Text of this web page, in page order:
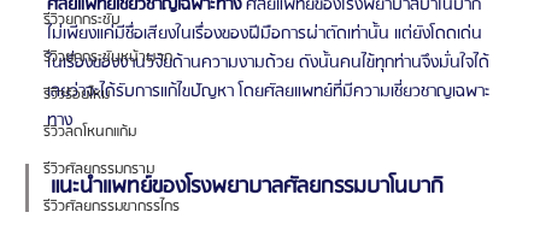
รีวิวยกกระชับ
รีวิวยกกระชับหน้าผาก
รีวิวร้อยไหม
รีวิวลดโหนกแก้ม
รีวิวศัลยกรรมกราม
รีวิวศัลยกรรมขากรรไกร
ไม่เพียงแค่มีชื่อเสียงในเรื่องของฝีมือการผ่าตัดเท่านั้น แต่ยังโดดเด่น
ในเรื่องของงานวิจัยด้านความงามด้วย ดังนั้นคนไข้ทุกท่านจึงมั่นใจได้
เลยว่าจะได้รับการแก้ไขปัญหา โดยศัลยแพทย์ที่มีความเชี่ยวชาญเฉพาะ
ทาง
แนะนำแพทย์ของโรงพยาบาลศัลยกรรมบาโนบากิ